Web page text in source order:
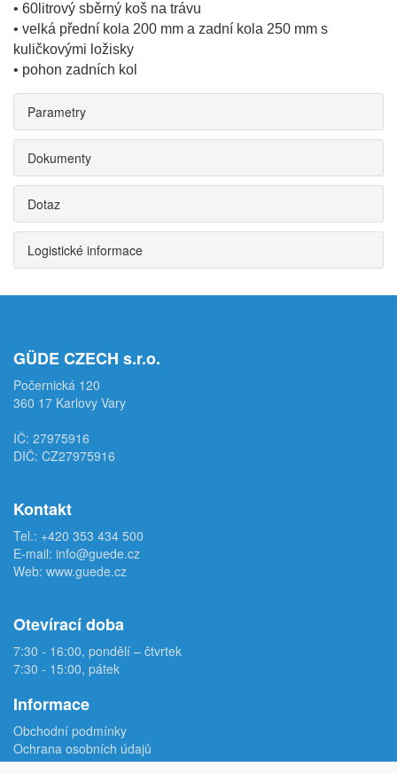
• 60litrový sběrný koš na trávu
• velká přední kola 200 mm a zadní kola 250 mm s
kuličkovými ložisky
• pohon zadních kol
Parametry
Dokumenty
Dotaz
Logistické informace
GÜDE CZECH s.r.o.
Počernická 120
360 17 Karlovy Vary
IČ: 27975916
DIČ: CZ27975916
Kontakt
Tel.: +420 353 434 500
E-mail: info@guede.cz
Web: www.guede.cz
Otevírací doba
7:30 - 16:00, pondělí – čtvrtek
7:30 - 15:00, pátek
Informace
Obchodní podmínky
Ochrana osobních údajů
Reklamační protokol